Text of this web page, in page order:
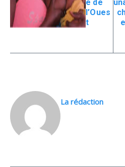
e de
l’Oues
t
La rédaction